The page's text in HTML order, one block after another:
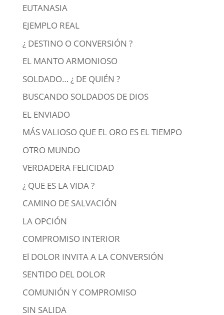
EUTANASIA
EJEMPLO REAL
¿ DESTINO O CONVERSIÓN ?
EL MANTO ARMONIOSO
SOLDADO… ¿ DE QUIÉN ?
BUSCANDO SOLDADOS DE DIOS
EL ENVIADO
MÁS VALIOSO QUE EL ORO ES EL TIEMPO
OTRO MUNDO
VERDADERA FELICIDAD
¿ QUE ES LA VIDA ?
CAMINO DE SALVACIÓN
LA OPCIÓN
COMPROMISO INTERIOR
El DOLOR INVITA A LA CONVERSIÓN
SENTIDO DEL DOLOR
COMUNIÓN Y COMPROMISO
SIN SALIDA